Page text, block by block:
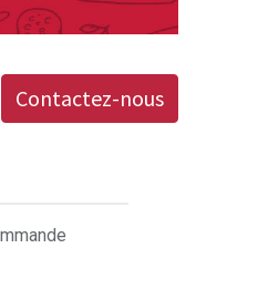
Contactez-nous